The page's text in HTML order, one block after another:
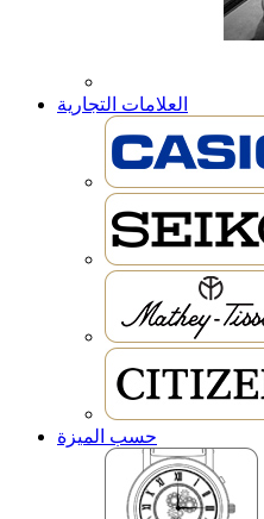
العلامات التجارية
حسب الميزة